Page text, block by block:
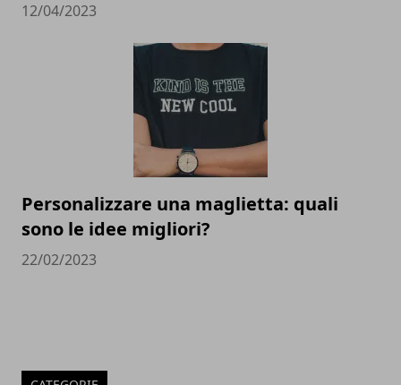
12/04/2023
Personalizzare una maglietta: quali
sono le idee migliori?
22/02/2023